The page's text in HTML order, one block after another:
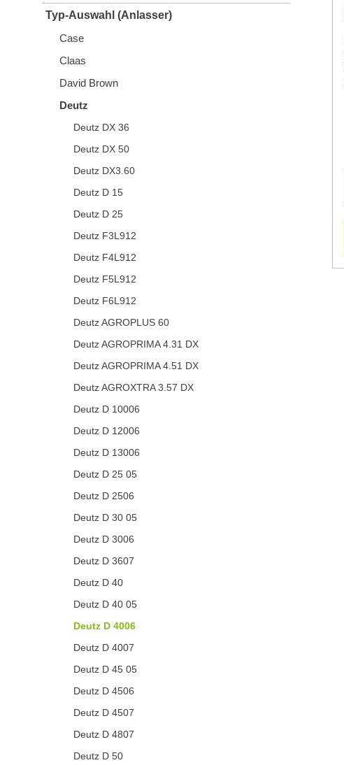
Typ-Auswahl (Anlasser)
Case
Claas
David Brown
Deutz
Deutz DX 36
Deutz DX 50
Deutz DX3.60
Deutz D 15
Deutz D 25
Deutz F3L912
Deutz F4L912
Deutz F5L912
Deutz F6L912
Deutz AGROPLUS 60
Deutz AGROPRIMA 4.31 DX
Deutz AGROPRIMA 4.51 DX
Deutz AGROXTRA 3.57 DX
Deutz D 10006
Deutz D 12006
Deutz D 13006
Deutz D 25 05
Deutz D 2506
Deutz D 30 05
Deutz D 3006
Deutz D 3607
Deutz D 40
Deutz D 40 05
Deutz D 4006
Deutz D 4007
Deutz D 45 05
Deutz D 4506
Deutz D 4507
Deutz D 4807
Deutz D 50